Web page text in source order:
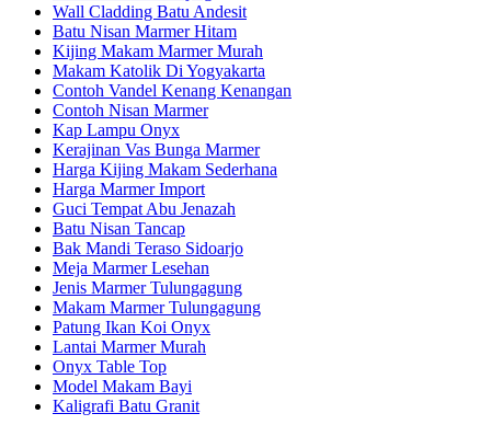
Wall Cladding Batu Andesit
Batu Nisan Marmer Hitam
Kijing Makam Marmer Murah
Makam Katolik Di Yogyakarta
Contoh Vandel Kenang Kenangan
Contoh Nisan Marmer
Kap Lampu Onyx
Kerajinan Vas Bunga Marmer
Harga Kijing Makam Sederhana
Harga Marmer Import
Guci Tempat Abu Jenazah
Batu Nisan Tancap
Bak Mandi Teraso Sidoarjo
Meja Marmer Lesehan
Jenis Marmer Tulungagung
Makam Marmer Tulungagung
Patung Ikan Koi Onyx
Lantai Marmer Murah
Onyx Table Top
Model Makam Bayi
Kaligrafi Batu Granit